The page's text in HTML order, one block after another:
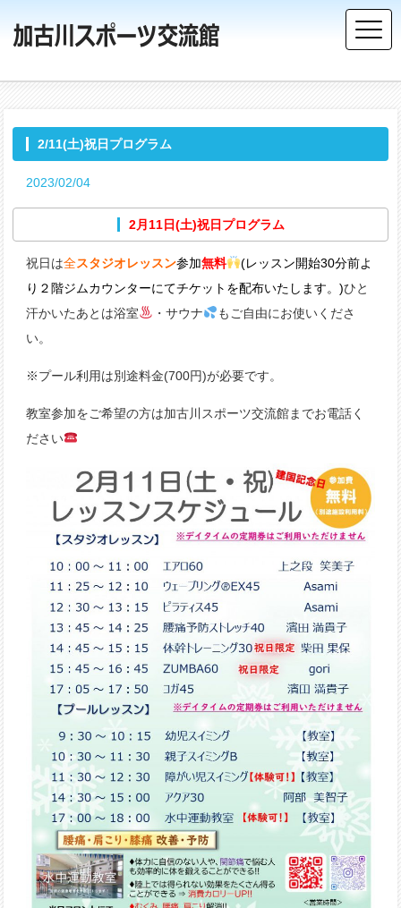
2/11(土)祝日プログラム
2023/02/04
2月11日(土)祝日プログラム
祝日は全スタジオレッスン参加無料
(レッスン開始30分前よ
り２階ジムカウンターにてチケットを配布いたします。)ひと
汗かいたあとは浴室
・サウナ
もご自由にお使いくださ
い。
※プール利用は別途料金(700円)が必要です。
教室参加をご希望の方は加古川スポーツ交流館までお電話く
ださい